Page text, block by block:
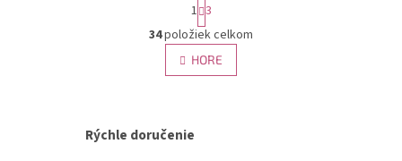
O
v
l
á
t
r
á
n
k
1 3
34položiek celkom
HORE
Rýchle doručenie